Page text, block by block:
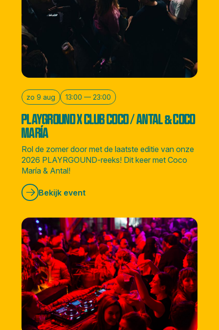
zo 9 aug 13:00 — 23:00
PLAYGROUND X CLUB COCO / ANTAL & COCO
MARÍA
Rol de zomer door met de laatste editie van onze
2026 PLAYRGOUND-reeks! Dit keer met Coco
María & Antal!
Bekijk event